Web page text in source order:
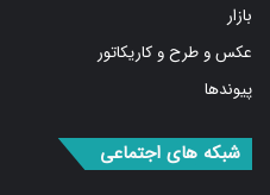
بازار
عکس و طرح و کاریکاتور
پیوندها
شبکه های اجتماعی